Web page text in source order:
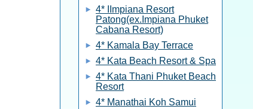
4* IImpiana Resort
Patong(ex.Impiana Phuket
Cabana Resort)
4* Kamala Bay Terrace
4* Kata Beach Resort & Spa
4* Kata Thani Phuket Beach
Resort
4* Manathai Koh Samui